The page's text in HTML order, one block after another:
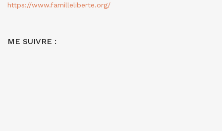
https://www.familleliberte.org/
ME SUIVRE :